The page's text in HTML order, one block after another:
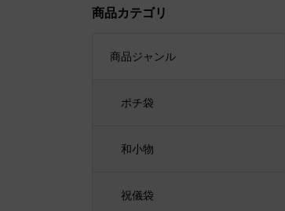
商品カテゴリ
商品ジャンル
ポチ袋
和小物
祝儀袋